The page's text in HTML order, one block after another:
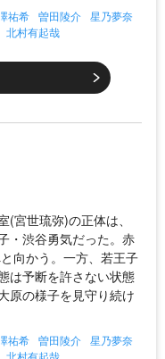
祐希 曽田陵介 星乃夢奈
北村有起哉
宮世琉弥)の正体は、
・渋谷勇気だった。赤
向かう。一方、若王子
は予断を許さない状態
原の様子を見守り続け
祐希 曽田陵介 星乃夢奈